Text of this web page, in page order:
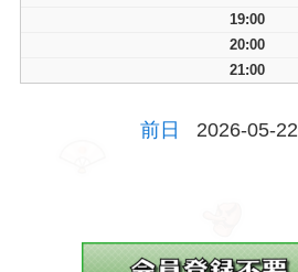
19:00
20:00
21:00
前日 2026-05-22